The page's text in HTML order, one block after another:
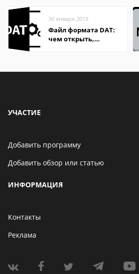
30 января 2019
Файл формата DAT:
чем открыть,
УЧАСТИЕ
Добавить программу
Добавить обзор или статью
ИНФОРМАЦИЯ
Контакты
Реклама